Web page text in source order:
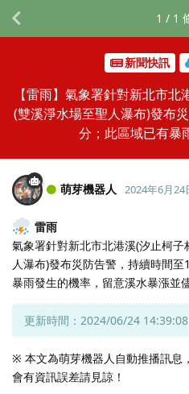
新聞快訊
【雷雨】氣象署針對新北市
(雙溪淨水場至聖人瀑布)發布
分；此區域已有暴
1 / 1
萌芽機器人 2024年6月24
雷雨
氣象署針對新北市北港溪(汐止柯
人瀑布)發布災防告警，持續時間
暴雨發生的機率，留意溪水暴漲並
更新時間：2024/06/24 14:39:08
※ 本文為萌芽機器人自動推播訊息
會有資訊誤差請見諒！